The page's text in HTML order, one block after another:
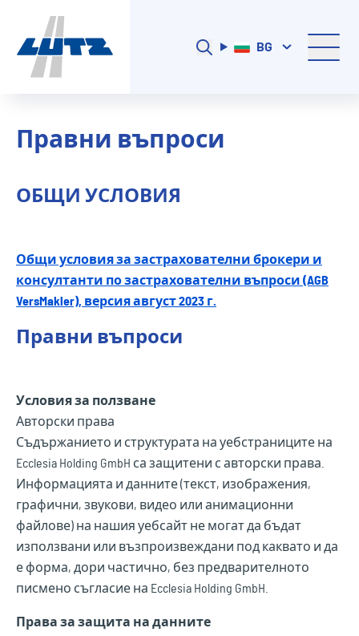
BG
Правни въпроси
ОБЩИ УСЛОВИЯ
Общи условия за застрахователни брокери и
консултанти по застрахователни въпроси (AGB
VersMakler), версия август 2023 г.
Правни въпроси
Условия за ползване
Авторски права
Съдържанието и структурата на уебстраниците на
Ecclesia Holding GmbH са защитени с авторски права.
Информацията и данните (текст, изображения,
графични, звукови, видео или анимационни
файлове) на нашия уебсайт не могат да бъдат
използвани или възпроизвеждани под каквато и да
е форма, дори частично, без предварителното
писмено съгласие на Ecclesia Holding GmbH.
Права за защита на данните